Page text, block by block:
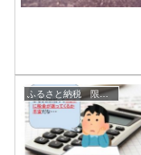
ふるさと納税 限度額